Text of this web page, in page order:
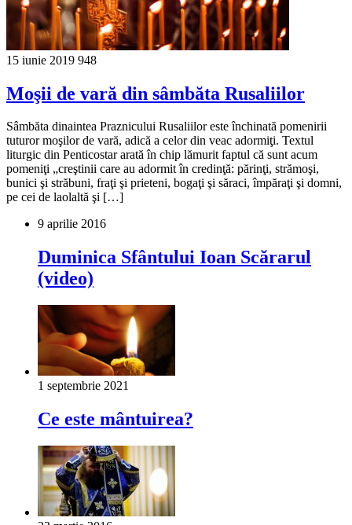
15 iunie 2019 948
Moşii de vară din sâmbăta Rusaliilor
Sâmbăta dinaintea Praznicului Rusaliilor este închinată pomenirii
tuturor moşilor de vară, adică a celor din veac adormiţi. Textul
liturgic din Penticostar arată în chip lămurit faptul că sunt acum
pomeniţi „creştinii care au adormit în credinţă: părinţi, strămoşi,
bunici şi străbuni, fraţi şi prieteni, bogaţi şi săraci, împăraţi şi domni,
pe cei de laolaltă şi […]
9 aprilie 2016
Duminica Sfântului Ioan Scărarul
(video)
1 septembrie 2021
Ce este mântuirea?